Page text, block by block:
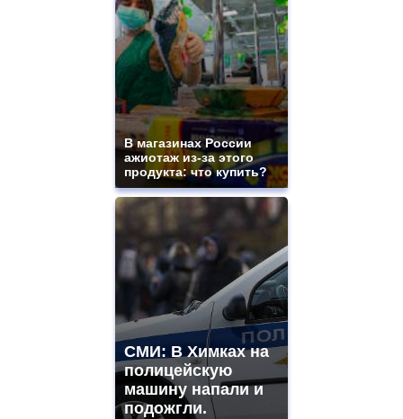
В магазинах России
ажиотаж из-за этого
продукта: что купить?
СМИ: В Химках на
полицейскую
машину напали и
подожгли.